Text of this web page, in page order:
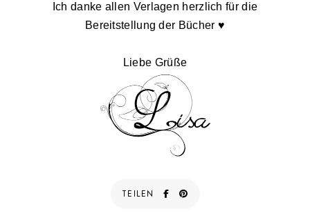
Ich danke allen Verlagen herzlich für die
Bereitstellung der Bücher ♥
Liebe Grüße
TEILEN